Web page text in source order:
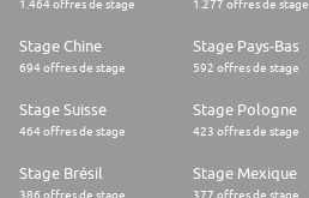
1.464 offres de stage 1.277 offres de stage
Stage Chine
694 offres de stage
Stage Pays-Bas
592 offres de stage
Stage Suisse
464 offres de stage
Stage Pologne
423 offres de stage
Stage Brésil
386 offres de stage
Stage Mexique
377 offres de stage